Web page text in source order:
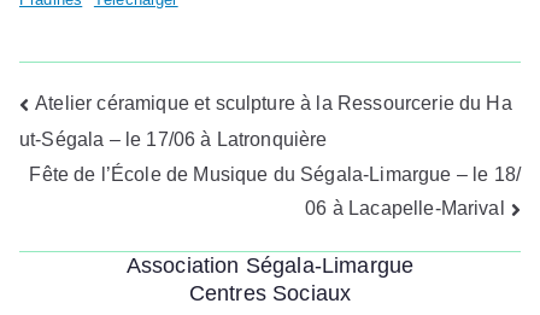
Navigation
de
Atelier céramique et sculpture à la Ressourcerie du Ha
ut-Ségala – le 17/06 à Latronquière
Fête de l’École de Musique du Ségala-Limargue – le 18/
06 à Lacapelle-Marival
Association Ségala-Limargue
Centres Sociaux